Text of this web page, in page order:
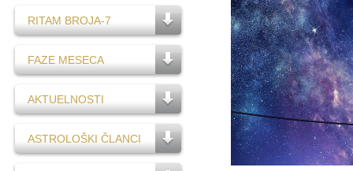
RITAM BROJA-7
FAZE MESECA
AKTUELNOSTI
ASTROLOŠKI ČLANCI